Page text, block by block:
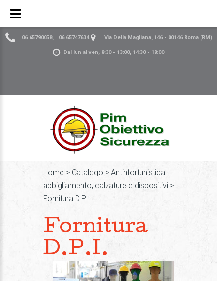
06 65790058, 06 65747634 Via Della Magliana, 146 - 00146 Roma (RM)
Dal lun al ven, 8:30 - 13:00, 14:30 - 18:00
Home > Catalogo > Antinfortunistica:
abbigliamento, calzature e dispositivi >
Fornitura D.P.I.
Fornitura
D.P.I.